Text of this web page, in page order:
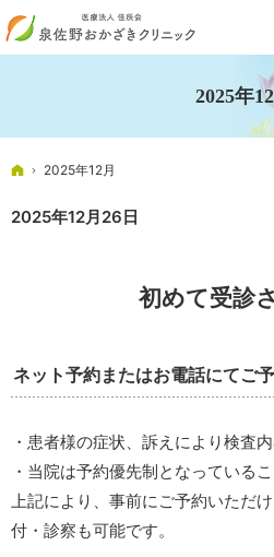
2025年
ホーム
2025年12月
2025年12月26日
初めて受診
ネット予約またはお電話にてご
・患者様の症状、訴えにより検査
・当院は予約優先制となっているこ
上記により、事前にご予約いただ
付・診察も可能です。